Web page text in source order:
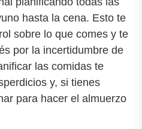
hasta la cena. Esto te
sobre lo que comes y te
por la incertidumbre de
las comidas te
y, si tienes
para hacer el almuerzo